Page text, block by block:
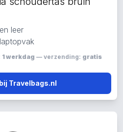
leer
1 werkdag — verzending: gratis
Travelbags.nl